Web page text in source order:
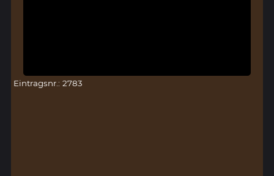
Eintragsnr.: 2783